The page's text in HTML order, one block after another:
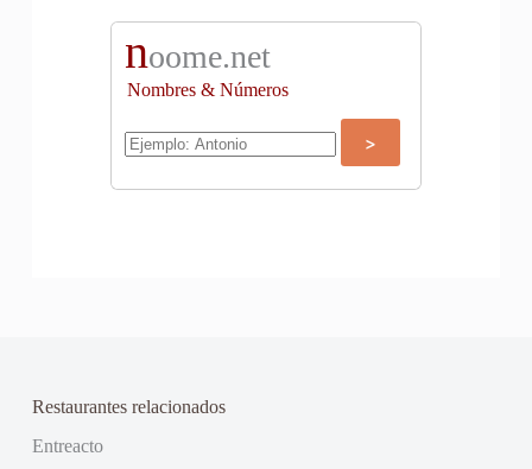
noome.net
Nombres & Números
Restaurantes relacionados
Entreacto